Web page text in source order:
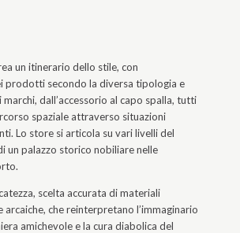
un itinerario dello stile, con
prodotti secondo la diversa tipologia e
dall’accessorio al capo spalla, tutti
spaziale attraverso situazioni
Lo store si articola su vari livelli del
un palazzo storico nobiliare nelle
scelta accurata di materiali
arcaiche, che reinterpretano l’immaginario
amichevole e la cura diabolica del